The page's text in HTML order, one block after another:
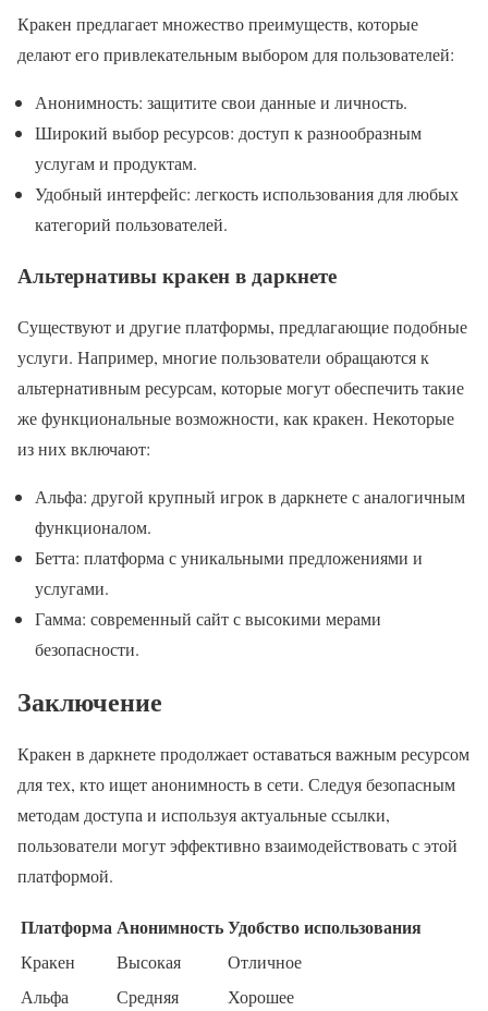
Кракен предлагает множество преимуществ, которые
делают его привлекательным выбором для пользователей:
Анонимность: защитите свои данные и личность.
Широкий выбор ресурсов: доступ к разнообразным
услугам и продуктам.
Удобный интерфейс: легкость использования для любых
категорий пользователей.
Альтернативы кракен в даркнете
Существуют и другие платформы, предлагающие подобные
услуги. Например, многие пользователи обращаются к
альтернативным ресурсам, которые могут обеспечить такие
же функциональные возможности, как кракен. Некоторые
из них включают:
Альфа: другой крупный игрок в даркнете с аналогичным
функционалом.
Бетта: платформа с уникальными предложениями и
услугами.
Гамма: современный сайт с высокими мерами
безопасности.
Заключение
Кракен в даркнете продолжает оставаться важным ресурсом
для тех, кто ищет анонимность в сети. Следуя безопасным
методам доступа и используя актуальные ссылки,
пользователи могут эффективно взаимодействовать с этой
платформой.
Платформа АнонимностьУдобство использования
Кракен Высокая
Отличное
Альфа
Средняя Хорошее